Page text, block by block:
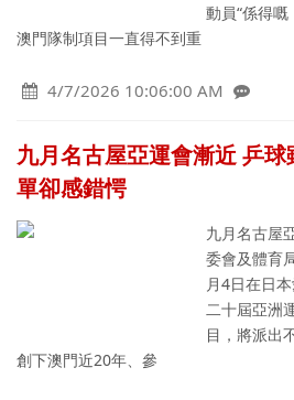
動員“係得嘅
澳門隊制項目一直得不到重
4/7/2026 10:06:00 AM
九月名古屋亞運會漸近 乒
單卻感錯愕
九月名古屋
委會及體育
月4日在日
二十屆亞洲
目，將派出
創下澳門近20年、參